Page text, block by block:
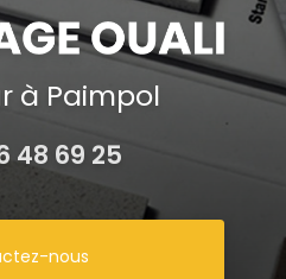
à Paimpol
48 69 25
nous